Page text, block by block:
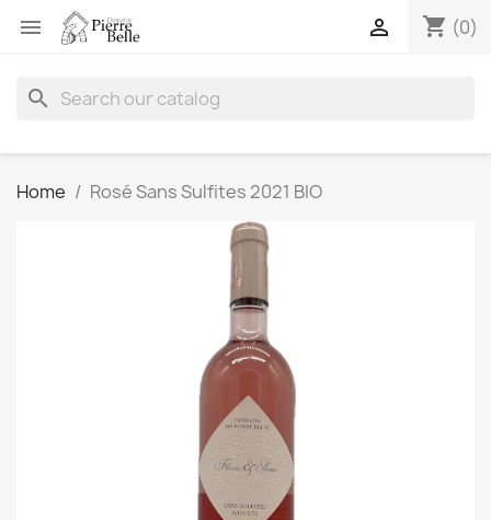
 shopping_cart (0)

search
Home Rosé Sans Sulfites 2021 BIO